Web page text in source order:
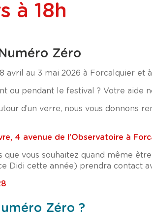
à 18h
Zéro
avril au 3 mai 2026 à Forcalquier et
ou pendant le festival ? Votre aide
d’un verre, nous vous donnons
4 avenue de l’Observatoire à
que vous souhaitez quand même
Didi cette année) prendra contact
Zéro ?